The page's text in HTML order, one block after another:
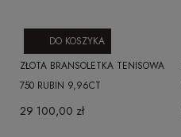
ZŁOTA BRANSOLETKA TENISOWA
750 RUBIN 9,96CT
29 100,00 zł
DO KOSZYKA